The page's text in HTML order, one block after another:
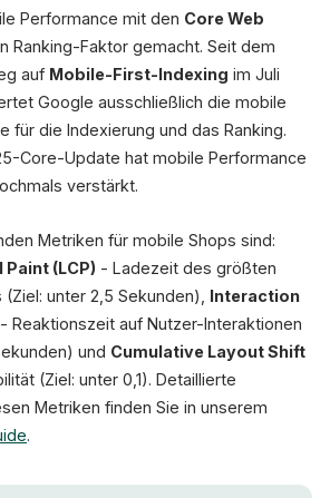
Performance mit den Core Web
Ranking-Faktor gemacht. Seit dem
auf Mobile-First-Indexing im Juli
Google ausschließlich die mobile
für die Indexierung und das Ranking.
Core-Update hat mobile Performance
verstärkt.
Metriken für mobile Shops sind:
(LCP) - Ladezeit des größten
unter 2,5 Sekunden), Interaction
- Reaktionszeit auf Nutzer-Interaktionen
und Cumulative Layout Shift
(Ziel: unter 0,1). Detaillierte
Metriken finden Sie in unserem
.